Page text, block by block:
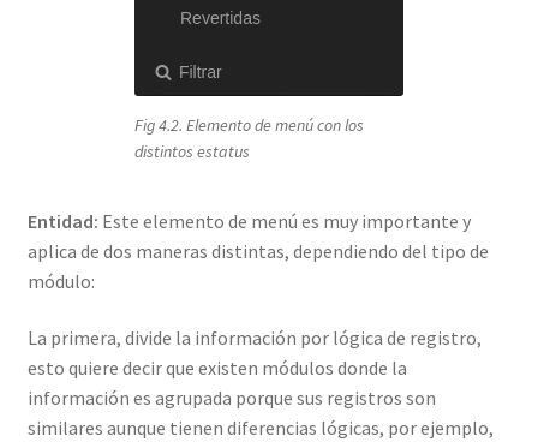
Fig 4.2. Elemento de menú con los
distintos estatus
Entidad: Este elemento de menú es muy importante y
aplica de dos maneras distintas, dependiendo del tipo de
módulo:
La primera, divide la información por lógica de registro,
esto quiere decir que existen módulos donde la
información es agrupada porque sus registros son
similares aunque tienen diferencias lógicas, por ejemplo,